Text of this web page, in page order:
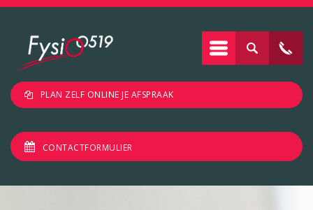
PLAN ZELF ONLINE JE AFSPRAAK
CONTACTFORMULIER